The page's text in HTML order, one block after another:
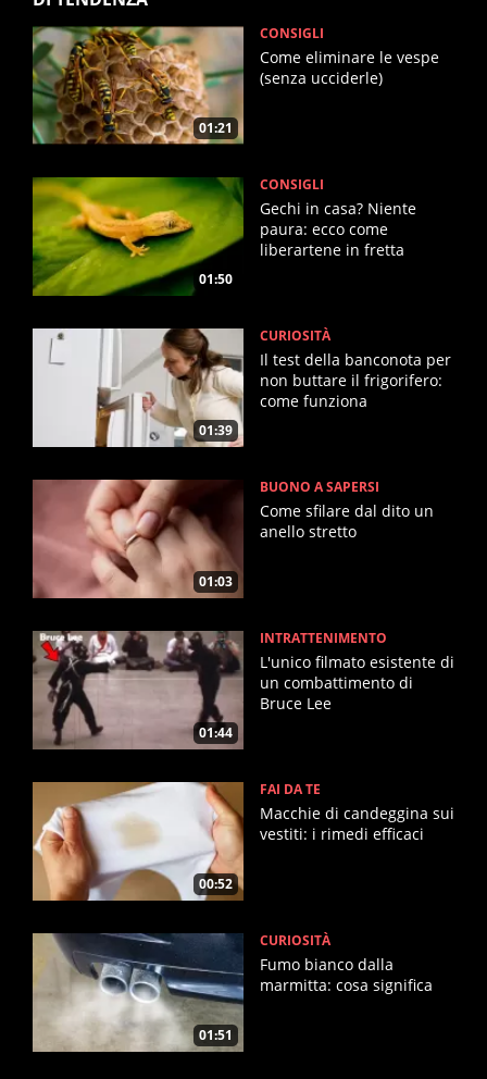
01:21
CONSIGLI
Come eliminare le vespe
(senza ucciderle)
01:50
CONSIGLI
Gechi in casa? Niente
paura: ecco come
liberartene in fretta
01:39
CURIOSITÀ
Il test della banconota per
non buttare il frigorifero:
come funziona
01:03
BUONO A SAPERSI
Come sfilare dal dito un
anello stretto
01:44
INTRATTENIMENTO
L'unico filmato esistente di
un combattimento di
Bruce Lee
00:52
FAI DA TE
Macchie di candeggina sui
vestiti: i rimedi efficaci
01:51
CURIOSITÀ
Fumo bianco dalla
marmitta: cosa significa